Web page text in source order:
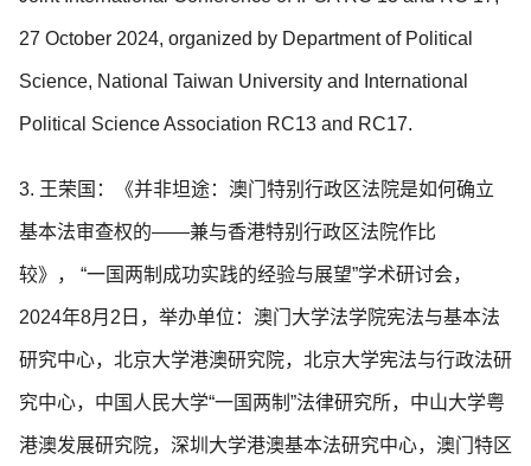
27 October 2024, organized by Department of Political
Science, National Taiwan University and International
Political Science Association RC13 and RC17.
3. 王荣国：《并非坦途：澳门特别行政区法院是如何确立
基本法审查权的——兼与香港特别行政区法院作比
较》， “一国两制成功实践的经验与展望”学术研讨会，
2024年8月2日，举办单位：澳门大学法学院宪法与基本法
研究中心，北京大学港澳研究院，北京大学宪法与行政法研
究中心，中国人民大学“一国两制”法律研究所，中山大学粤
港澳发展研究院，深圳大学港澳基本法研究中心，澳门特区